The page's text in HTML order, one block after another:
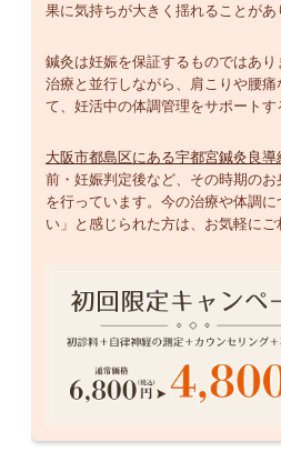
果に気持ちが大きく揺れることがあ
鍼灸は妊娠を保証するものではあ
治療と並行しながら、肩こりや腰
て、妊活中の体調管理をサポートす
大阪市都島区にある宇都宮鍼灸良導
前・妊娠判定後など、その時期の
を行っています。今の治療や体調
い」と感じられた方は、お気軽に